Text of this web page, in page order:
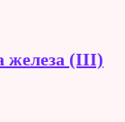
железа (III)